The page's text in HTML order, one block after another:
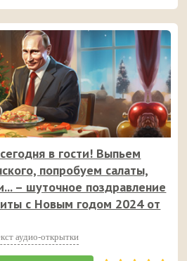
понравится – и
доброе аудио
в гости! Выпьем
попробуем салаты,
– шуточное поздравление
с Новым годом 2024 от
аудио-открытки